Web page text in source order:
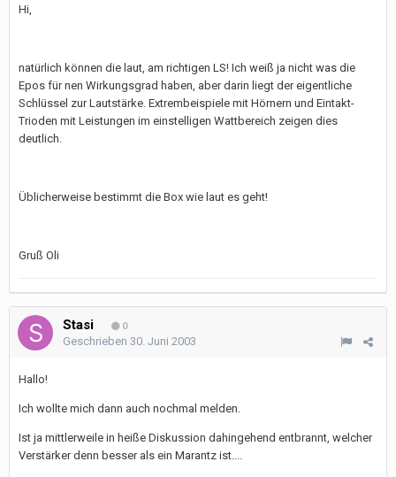
Hi,
natürlich können die laut, am richtigen LS! Ich weiß ja nicht was die
Epos für nen Wirkungsgrad haben, aber darin liegt der eigentliche
Schlüssel zur Lautstärke. Extrembeispiele mit Hörnern und Eintakt-
Trioden mit Leistungen im einstelligen Wattbereich zeigen dies
deutlich.
Üblicherweise bestimmt die Box wie laut es geht!
Gruß Oli
Stasi 0
Geschrieben 30. Juni 2003
Hallo!
Ich wollte mich dann auch nochmal melden.
Ist ja mittlerweile in heiße Diskussion dahingehend entbrannt, welcher
Verstärker denn besser als ein Marantz ist....